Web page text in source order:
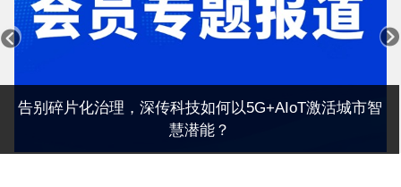
告别碎片化治理，深传科技如何以5G+AIoT激活城市智
慧潜能？
 